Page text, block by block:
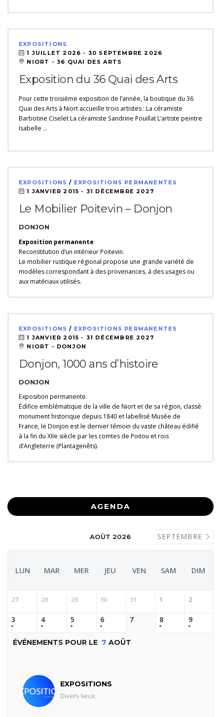
EXPOSITIONS
1 JUILLET 2026 - 30 SEPTEMBRE 2026
NIORT - 36 QUAI DES ARTS
Exposition du 36 Quai des Arts
Pour cette troisième exposition de l’année, la boutique du 36
Quai des Arts à Niort accueille trois artistes : La céramiste
Barbotine Ciselet La céramiste Sandrine Pouillat L’artiste peintre
Isabelle …
EXPOSITIONS / EXPOSITIONS PERMANENTES
1 JANVIER 2015 - 31 DÉCEMBRE 2027
Le Mobilier Poitevin – Donjon
DONJON
Exposition permanente
Reconstitution d’un intérieur Poitevin.
Le mobilier rustique régional propose une grande variété de
modèles correspondant à des provenances, à des usages ou
aux matériaux utilisés.
EXPOSITIONS / EXPOSITIONS PERMANENTES
1 JANVIER 2015 - 31 DÉCEMBRE 2027
NIORT - DONJON
Donjon, 1000 ans d’histoire
DONJON
Exposition permanente.
Édifice emblématique de la ville de Niort et de sa région, classé
monument historique depuis 1840 et labellisé Musée de
France, le Donjon est le dernier témoin du vaste château édifié
à la fin du XIIe siècle par les comtes de Poitou et rois
d’Angleterre (Plantagenêts).
AGENDA
AOÛT 2026 SEPTEMBRE
LUN MAR MER JEU VEN SAM DIM
27 28 29 30 31 1 2
3 4 5 6 7 8 9
ÉVÉNEMENTS POUR LE 7 AOÛT
EXPOSITIONS
Divers lieux